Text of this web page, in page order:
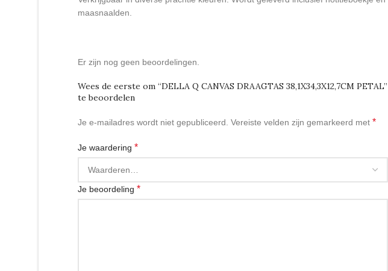
maasnaalden.
Er zijn nog geen beoordelingen.
Wees de eerste om “DELLA Q CANVAS DRAAGTAS 38,1X34,3X12,7CM PETAL”
te beoordelen
Je e-mailadres wordt niet gepubliceerd. Vereiste velden zijn gemarkeerd met *
Je waardering *
Je beoordeling *